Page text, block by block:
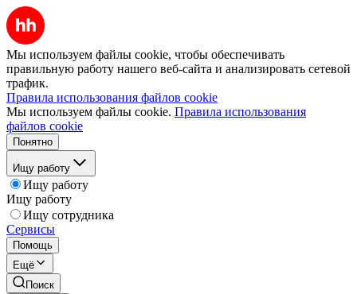
Мы используем файлы cookie, чтобы обеспечивать
правильную работу нашего веб-сайта и анализировать сетевой
трафик.
Правила использования файлов cookie
Мы используем файлы cookie. Правила использования
файлов cookie
Понятно
Ищу работу
Ищу работу
Ищу работу
Ищу сотрудника
Сервисы
Помощь
Ещё
Поиск